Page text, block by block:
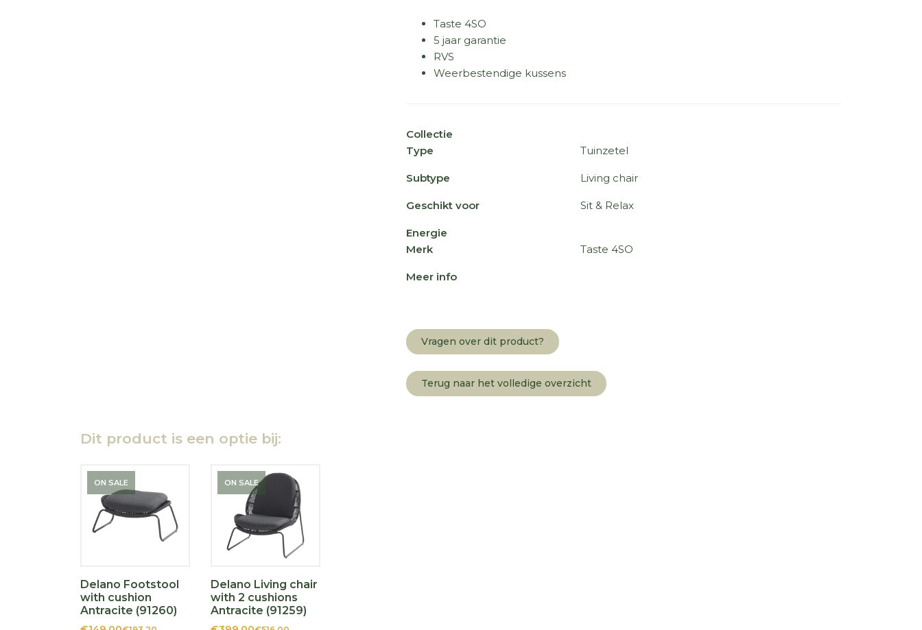
Taste 4SO
5 jaar garantie
RVS
Weerbestendige kussens
Collectie
Type
Tuinzetel
Subtype Living chair
Geschikt voor Sit & Relax
Energie
Merk
Taste 4SO
Meer info
Vragen over dit product?
Terug naar het volledige overzicht
Dit product is een optie bij:
ON SALE
Delano Footstool
with cushion
Antracite (91260)
ON SALE
Delano Living chair
with 2 cushions
Antracite (91259)